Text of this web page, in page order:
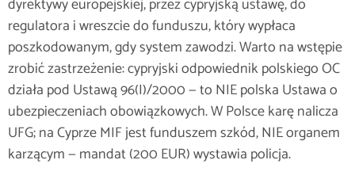
dyrektywy europejskiej, przez cypryjską ustawę, do
regulatora i wreszcie do funduszu, który wypłaca
poszkodowanym, gdy system zawodzi. Warto na wstępie
zrobić zastrzeżenie: cypryjski odpowiednik polskiego OC
działa pod Ustawą 96(I)/2000 — to NIE polska Ustawa o
ubezpieczeniach obowiązkowych. W Polsce karę nalicza
UFG; na Cyprze MIF jest funduszem szkód, NIE organem
karzącym — mandat (200 EUR) wystawia policja.